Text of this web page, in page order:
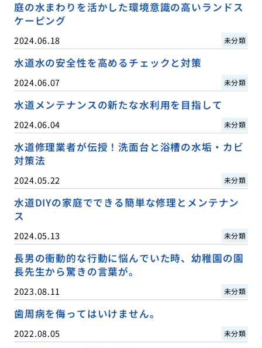
庭の水まわりを活かした環境意識の高いランドス
ケーピング
2024.06.18 未分類
水道水の安全性を高めるチェックと対策
2024.06.07 未分類
水道メンテナンスの新たな水利用を目指して
2024.06.04 未分類
水道修理業者が伝授！洗面台と浴槽の水垢・カビ
対策法
2024.05.22 未分類
水道DIYの家庭でできる簡単な修理とメンテナン
ス
2024.05.13 未分類
長男の衝動的な行動に悩んでいた時、幼稚園の園
長先生から驚きの言葉が。
2023.08.11 未分類
歯周病を侮ってはいけません。
2022.08.05 未分類